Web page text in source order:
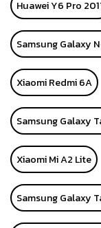
Huawei Y6 Pro
Samsung Galaxy
Xiaomi Redmi 6A
Samsung Galaxy
Xiaomi Mi A2 Lite
Samsung Galaxy